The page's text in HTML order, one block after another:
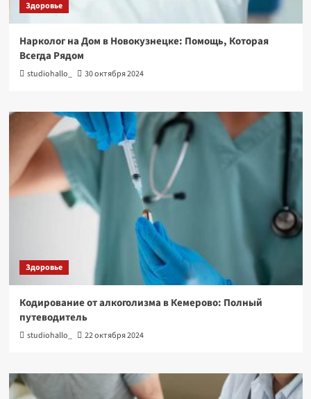
Здоровье
Нарколог на Дом в Новокузнецке: Помощь, Которая
Всегда Рядом
studiohallo_ 30 октября 2024
Здоровье
Кодирование от алкоголизма в Кемерово: Полный
путеводитель
studiohallo_ 22 октября 2024